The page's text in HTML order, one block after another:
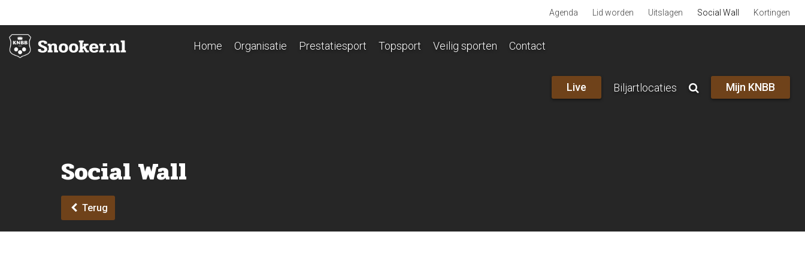
Agenda Lid worden Uitslagen Social Wall Kortingen
Home Organisatie Prestatiesport Topsport Veilig sporten Contact
Live Biljartlocaties Mijn KNBB
Social Wall
Terug